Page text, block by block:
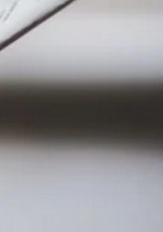
| FACHVERBÄNDE